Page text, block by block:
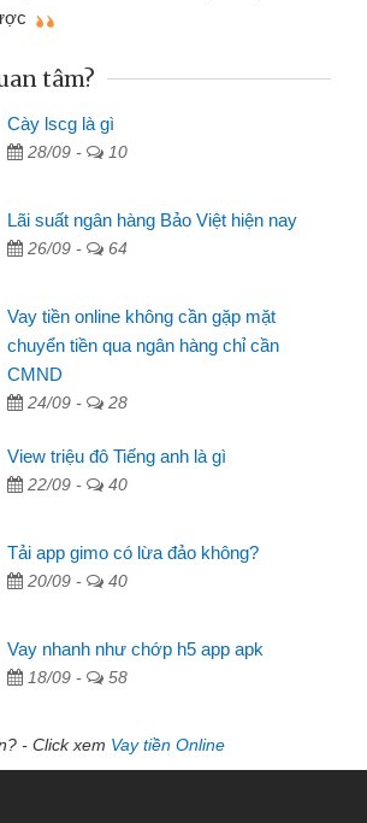
tâm?
Cày lscg là gì
28/09 - 10
Lãi suất ngân hàng Bảo Việt hiện nay
26/09 - 64
Vay tiền online không cần gặp mặt
chuyển tiền qua ngân hàng chỉ cần
CMND
24/09 - 28
View triệu đô Tiếng anh là gì
22/09 - 40
Tải app gimo có lừa đảo không?
20/09 - 40
Vay nhanh như chớp h5 app apk
18/09 - 58
- Click xem Vay tiền Online